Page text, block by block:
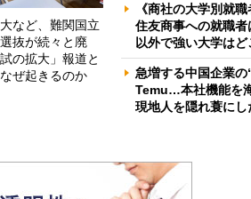
など、難関国立
抜が続々と廃
の拡大」報道と
ぜ起きるのか
《商社の大学別就
住友商事への就職
以外で強い大学はど
急増する中国企業
Temu…本社機能を
現地人を隠れ蓑に